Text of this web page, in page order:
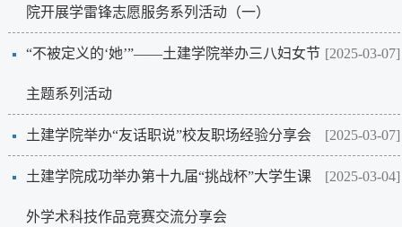
院开展学雷锋志愿服务系列活动（一）
[2025-03-07]
“不被定义的‘她’”——土建学院举办三八妇女节
主题系列活动
[2025-03-07]
土建学院举办“友话职说”校友职场经验分享会
[2025-03-04]
土建学院成功举办第十九届“挑战杯”大学生课
外学术科技作品竞赛交流分享会